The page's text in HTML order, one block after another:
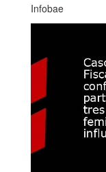
Infobae